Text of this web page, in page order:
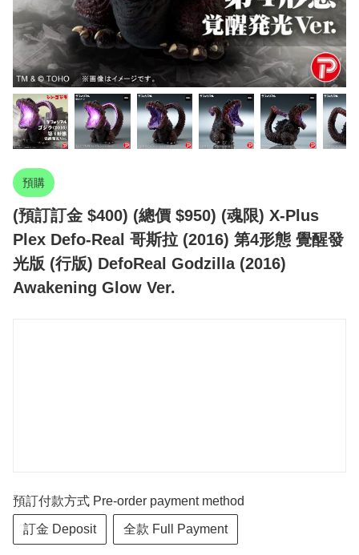
預購
(預訂訂金 $400) (總價 $950) (魂限) X-Plus
Plex Defo-Real 哥斯拉 (2016) 第4形態 覺醒發
光版 (行版) DefoReal Godzilla (2016)
Awakening Glow Ver.
預訂付款方式 Pre-order payment method
訂金 Deposit 全款 Full Payment